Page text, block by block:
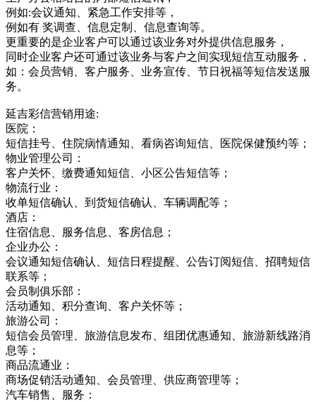
例如:会议通知、紧急工作安排等，
例如有 奖调查、信息定制、信息查询等。
更重要的是企业客户可以通过该业务对外提供信息服务，
同时企业客户还可通过该业务与客户之间实现短信互动服务，
如：会员营销、客户服务、业务宣传、节日祝福等短信发送服
务。
延吉彩信营销用途:
医院：
短信挂号、住院病情通知、看病咨询短信、医院保健预约等；
物业管理公司：
客户关怀、缴费通知短信、小区公告短信等；
物流行业：
收单短信确认、到货短信确认、车辆调配等；
酒店：
住宿信息、服务信息、客房信息；
企业办公：
会议通知短信确认、短信日程提醒、公告订阅短信、招聘短信
联系等；
会员制俱乐部：
活动通知、积分查询、客户关怀等；
旅游公司：
短信会员管理、旅游信息发布、组团优惠通知、旅游新线路消
息等；
商品流通业：
商场促销活动通知、会员管理、供应商管理等；
汽车销售、服务：